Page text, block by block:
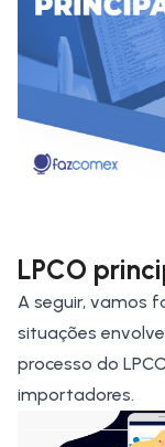
LPCO
A seguir, vamos
situações
processo do
importadores.